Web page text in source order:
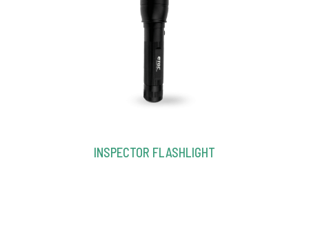
INSPECTOR FLASHLIGHT